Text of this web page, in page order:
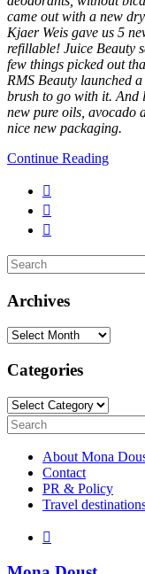
came out with a new
Kjaer Weis gave us 5
refillable! Juice Beauty
few things picked out
RMS Beauty launched
brush to go with it. And
new pure oils, avocado
nice new packaging.
Continue Reading
Search
for:
Archives
Archives
Categories
Categories
Search
for:
About Mona
Contact
PR & Policy
Travel